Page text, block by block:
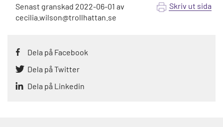
Senast granskad 2022-06-01 av
cecilia.wilson@trollhattan.se
Skriv ut sida
Dela på Facebook
Dela på Twitter
Dela på Linkedin